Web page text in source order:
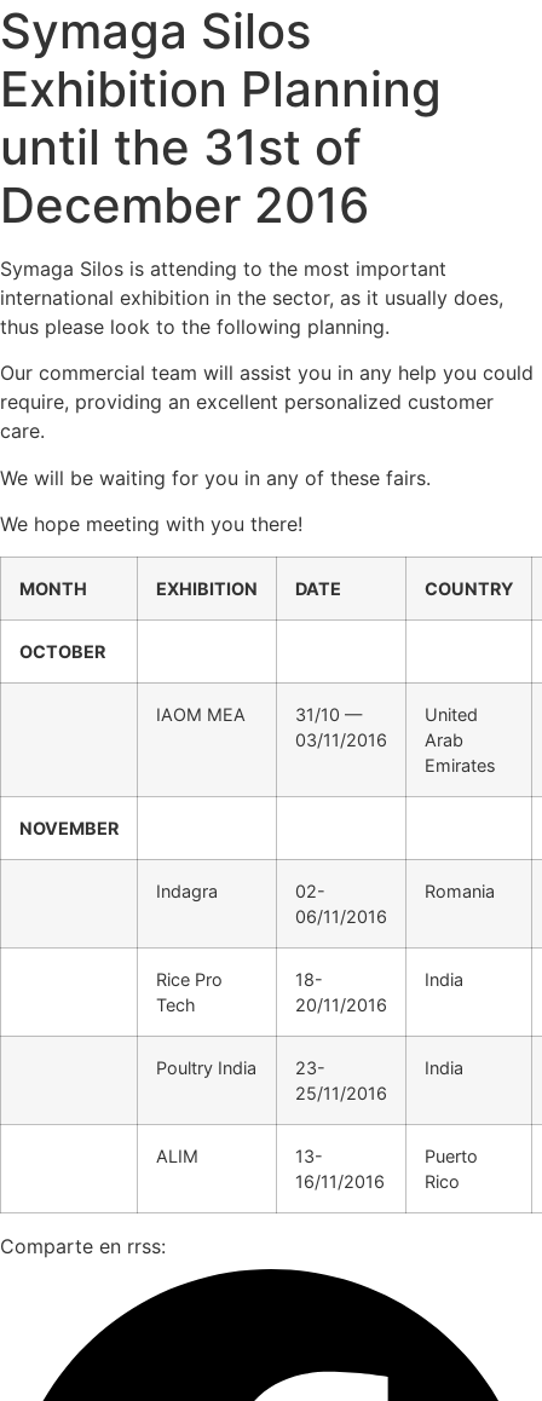
Symaga Silos
Exhibition Planning
until the 31st of
December 2016
Symaga Silos is attending to the most important
international exhibition in the sector, as it usually does,
thus please look to the following planning.
Our commercial team will assist you in any help you could
require, providing an excellent personalized customer
care.
We will be waiting for you in any of these fairs.
We hope meeting with you there!
MONTH EXHIBITION DATE COUNTRY
OCTOBER
IAOM MEA
31/10 —
03/11/2016
United
Arab
Emirates
NOVEMBER
Indagra
02-
06/11/2016
Romania
Rice Pro
Tech
18-
20/11/2016
India
Poultry India
23-
25/11/2016
India
ALIM
13-
16/11/2016
Puerto
Rico
Comparte en rrss: